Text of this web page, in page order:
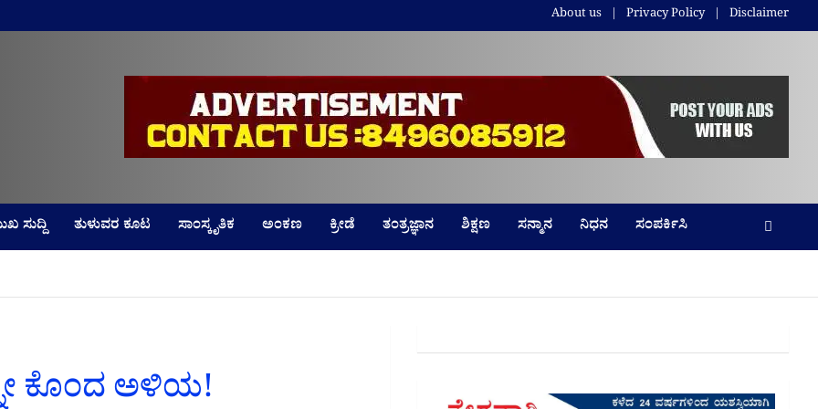
About us Privacy Policy Disclaimer
ಸುದ್ದಿ ತುಳುವರ ಕೂಟ ಸಾಂಸ್ಕೃತಿಕ ಅಂಕಣ ಕ್ರೀಡೆ ತಂತ್ರಜ್ಞಾನ ಶಿಕ್ಷಣ ಸನ್ಮಾನ ನಿಧನ ಸಂಪರ್ಕಿಸಿ
ಕೊಂದ ಅಳಿಯ!